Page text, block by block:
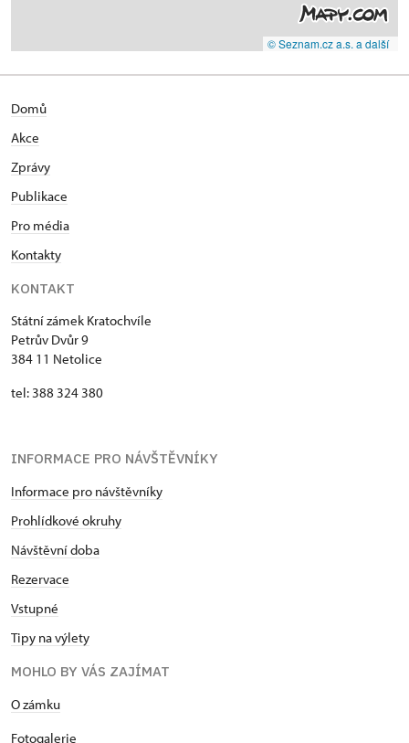
© Seznam.cz a.s. a další
Domů
Akce
Zprávy
Publikace
Pro média
Kontakty
KONTAKT
Státní zámek Kratochvíle
Petrův Dvůr 9
384 11 Netolice
tel: 388 324 380
INFORMACE PRO NÁVŠTĚVNÍKY
Informace pro návštěvníky
Prohlídkové okruhy
Návštěvní doba
Rezervace
Vstupné
Tipy na výlety
MOHLO BY VÁS ZAJÍMAT
​​​​​​O zámku
Fotogalerie